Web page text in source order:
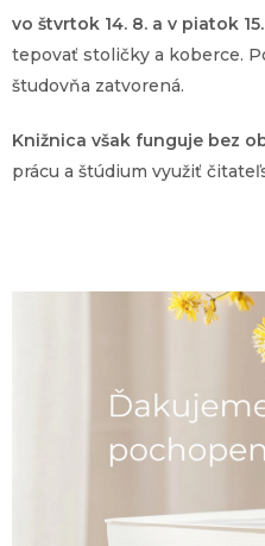
vo štvrtok 14. 8. a v piatok
tepovať stoličky a koberce.
študovňa zatvorená.
Knižnica však funguje bez
prácu a štúdium využiť